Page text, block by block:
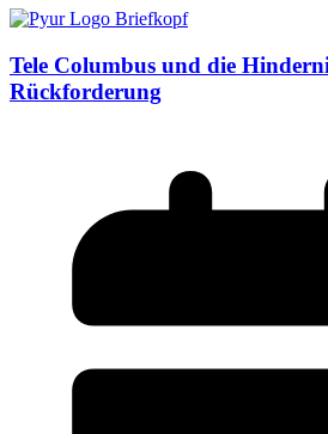
Tele Columbus und die
Rückforderung